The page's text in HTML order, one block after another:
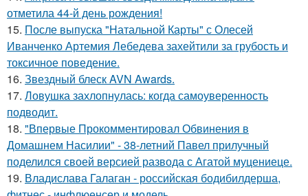
отметила 44-й день рождения!
15. После выпуска "Натальной Карты" с Олесей
Иванченко Артемия Лебедева захейтили за грубость и
токсичное поведение.
16. Звездный блеск AVN Awards.
17. Ловушка захлопнулась: когда самоуверенность
подводит.
18. "Впервые Прокомментировал Обвинения в
Домашнем Насилии" - 38-летний Павел прилучный
поделился своей версией развода с Агатой муцениеце.
19. Владислава Галаган - российская бодибилдерша,